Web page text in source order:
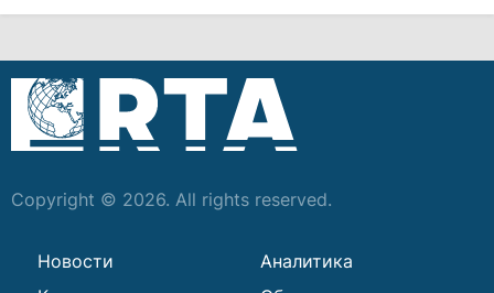
Copyright © 2026. All rights reserved.
Новости
Аналитика